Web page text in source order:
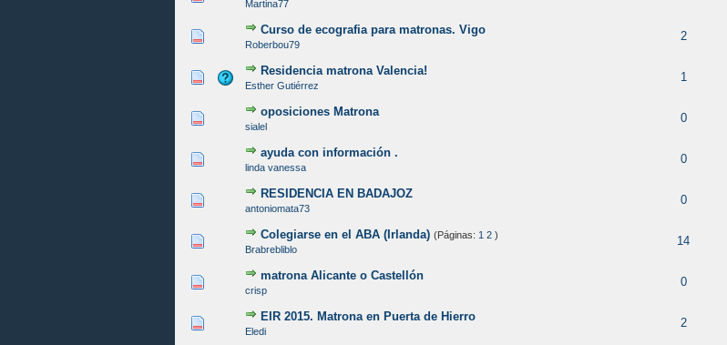
Martina77
Curso de ecografia para matronas. Vigo
Roberbou79
2
0 voto(s) - Media 0 de 5
12345
Residencia matrona Valencia!
Esther Gutiérrez
1
0 voto(s) - Media 0 de 5
12345
oposiciones Matrona
sialel
0
0 voto(s) - Media 0 de 5
12345
ayuda con información .
linda vanessa
0
0 voto(s) - Media 0 de 5
123 45
RESIDENCIA EN BADAJOZ
antoniomata73
0
0 voto(s) - Media 0 de 5
1 234 5
Colegiarse en el ABA (Irlanda) (Páginas: 1 2 )
Brabrebliblo
14
0 voto(s) - Media 0 de 5
12 345
matrona Alicante o Castellón
crisp
0
0 voto(s) - Media 0 de 5
1234 5
EIR 2015. Matrona en Puerta de Hierro
Eledi
2
0 voto(s) - Media 0 de 5
12345